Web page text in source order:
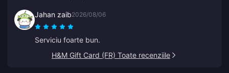
Jahan zaib2026/08/06
Serviciu foarte bun.
H&M Gift Card (FR) Toate recenziile